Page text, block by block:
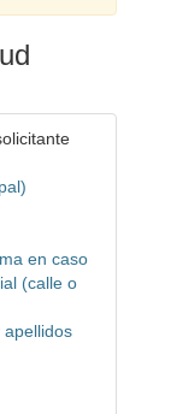
en caso
(calle o
apellidos